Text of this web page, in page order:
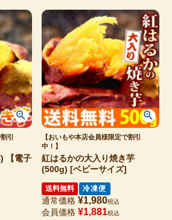
引
【電子
【おいもや本店会員様限定で割引
中！】
紅はるかの大入り焼き芋
(500g) [ベビーサイズ]
送料無料 冷凍便
通常価格 ¥1,980税込
会員価格 ¥1,881税込